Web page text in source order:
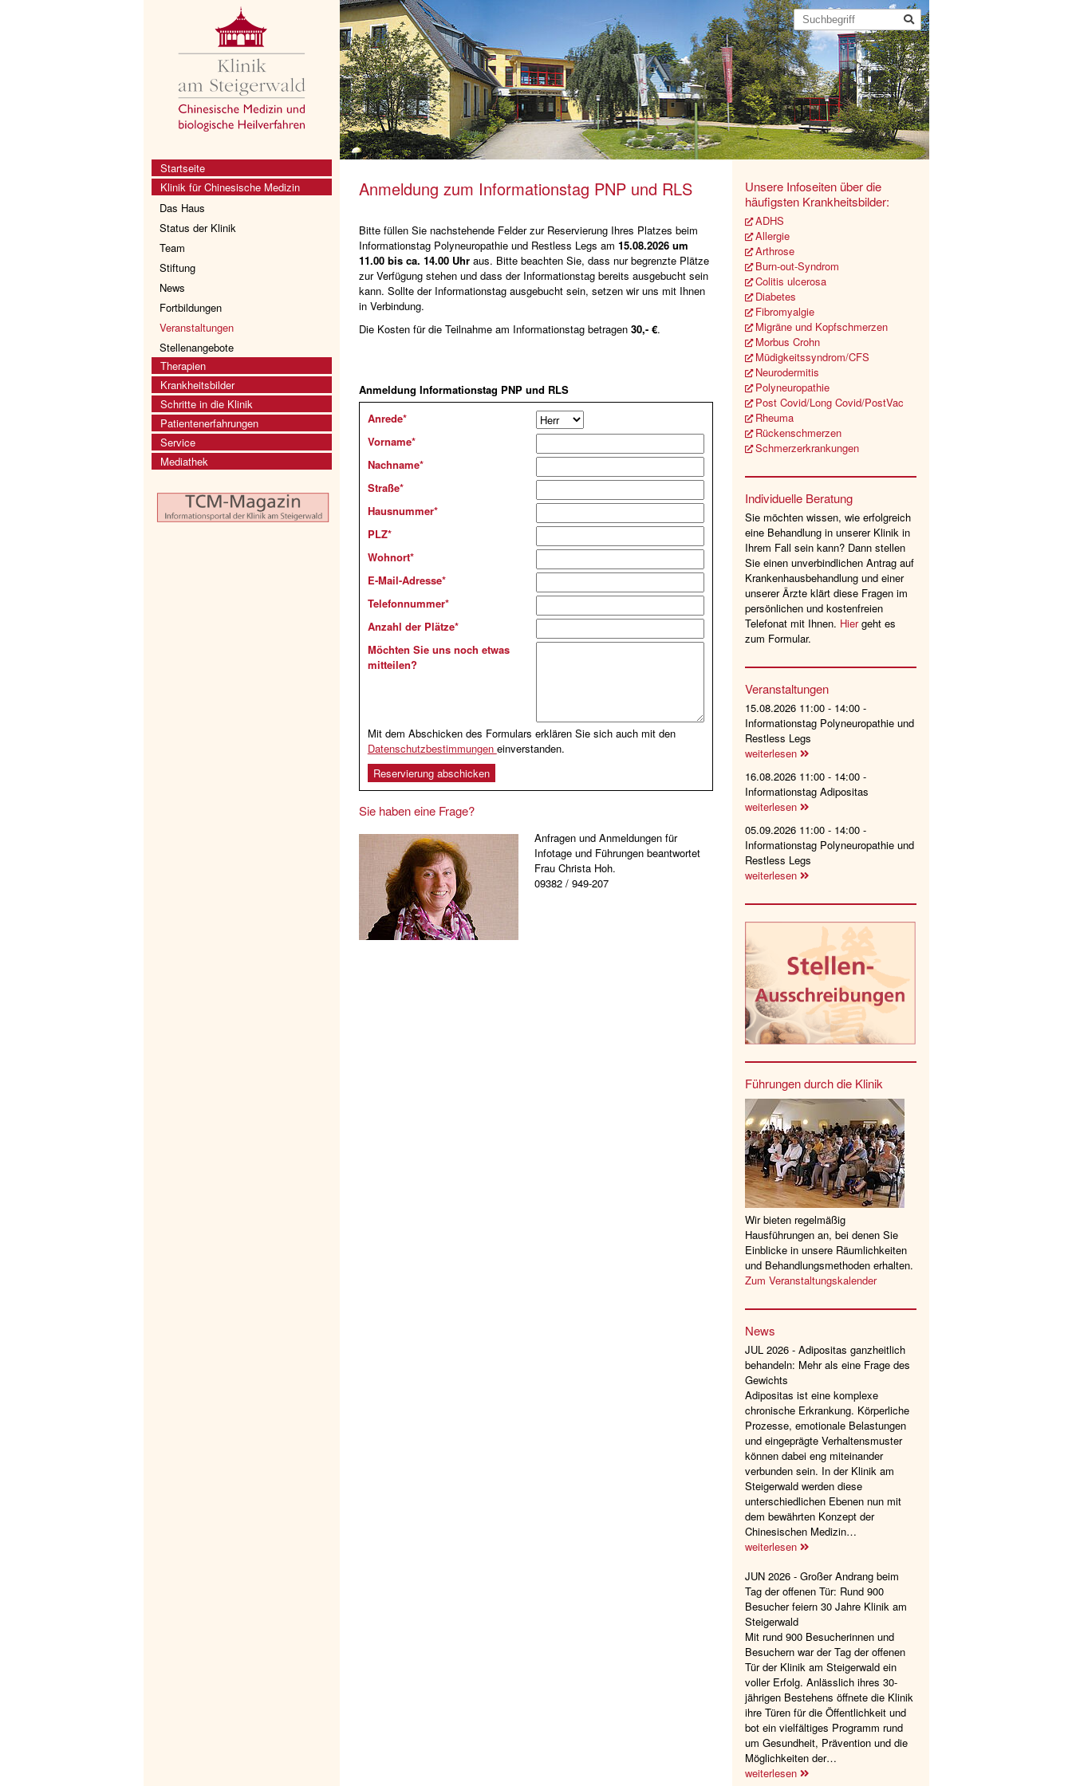
Startseite
Klinik für Chinesische Medizin
Das Haus
Status der Klinik
Team
Stiftung
News
Fortbildungen
Veranstaltungen
Stellenangebote
Therapien
Krankheitsbilder
Schritte in die Klinik
Patientenerfahrungen
Service
Mediathek
Anmeldung zum Informationstag PNP und RLS
Bitte füllen Sie nachstehende Felder zur Reservierung Ihres Platzes beim
Informationstag Polyneuropathie und Restless Legs am 15.08.2026 um
11.00 bis ca. 14.00 Uhraus. Bitte beachten Sie, dass nur begrenzte Plätze
zur Verfügung stehen und dass der Informationstag bereits ausgebucht sein
kann. Sollte der Informationstag ausgebucht sein, setzen wir uns mit Ihnen
in Verbindung.
Die Kosten für die Teilnahme am Informationstag betragen 30,- €.
Anmeldung Informationstag PNP und RLS
Anrede*
Vorname*
Nachname*
Straße*
Hausnummer*
PLZ*
Wohnort*
E-Mail-Adresse*
Telefonnummer*
Anzahl der Plätze*
Möchten Sie uns noch etwas
mitteilen?
Mit dem Abschicken des Formulars erklären Sie sich auch mit den
Datenschutzbestimmungen einverstanden.
Sie haben eine Frage?
Anfragen und Anmeldungen für
Infotage und Führungen beantwortet
Frau Christa Hoh.
09382 / 949-207
Unsere Infoseiten über die
häufigsten Krankheitsbilder:
ADHS
Allergie
Arthrose
Burn-out-Syndrom
Colitis ulcerosa
Diabetes
Fibromyalgie
Migräne und Kopfschmerzen
Morbus Crohn
Müdigkeitssyndrom/CFS
Neurodermitis
Polyneuropathie
Post Covid/Long Covid/PostVac
Rheuma
Rückenschmerzen
Schmerzerkrankungen
Individuelle Beratung
Sie möchten wissen, wie erfolgreich
eine Behandlung in unserer Klinik in
Ihrem Fall sein kann? Dann stellen
Sie einen unverbindlichen Antrag auf
Krankenhausbehandlung und einer
unserer Ärzte klärt diese Fragen im
persönlichen und kostenfreien
Telefonat mit Ihnen. Hiergeht es
zum Formular.
Veranstaltungen
15.08.2026 11:00 - 14:00 -
Informationstag Polyneuropathie und
Restless Legs
weiterlesen
16.08.2026 11:00 - 14:00 -
Informationstag Adipositas
weiterlesen
05.09.2026 11:00 - 14:00 -
Informationstag Polyneuropathie und
Restless Legs
weiterlesen
Führungen durch die Klinik
Wir bieten regelmäßig
Hausführungen an, bei denen Sie
Einblicke in unsere Räumlichkeiten
und Behandlungsmethoden erhalten.
Zum Veranstaltungskalender
News
JUL 2026 - Adipositas ganzheitlich
behandeln: Mehr als eine Frage des
Gewichts
Adipositas ist eine komplexe
chronische Erkrankung. Körperliche
Prozesse, emotionale Belastungen
und eingeprägte Verhaltensmuster
können dabei eng miteinander
verbunden sein. In der Klinik am
Steigerwald werden diese
unterschiedlichen Ebenen nun mit
dem bewährten Konzept der
Chinesischen Medizin…
weiterlesen
JUN 2026 - Großer Andrang beim
Tag der offenen Tür: Rund 900
Besucher feiern 30 Jahre Klinik am
Steigerwald
Mit rund 900 Besucherinnen und
Besuchern war der Tag der offenen
Tür der Klinik am Steigerwald ein
voller Erfolg. Anlässlich ihres 30-
jährigen Bestehens öffnete die Klinik
ihre Türen für die Öffentlichkeit und
bot ein vielfältiges Programm rund
um Gesundheit, Prävention und die
Möglichkeiten der…
weiterlesen